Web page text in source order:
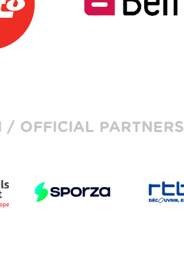
/ OFFICIAL PARTNERS